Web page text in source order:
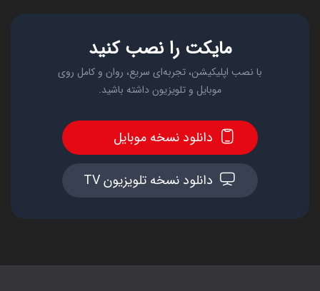
مایکت را نصب کنید
با نصب اپلیکیشن، تجربه‌ای سریع، روان و کامل روی
موبایل و تلویزیون داشته باشید.
دانلود نسخه موبایل
دانلود نسخه تلویزیون TV